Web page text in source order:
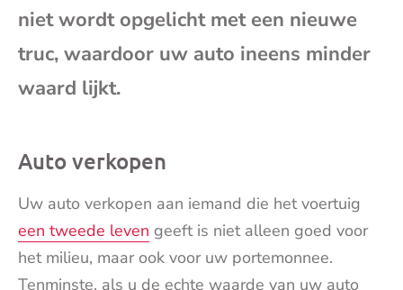
niet wordt opgelicht met een nieuwe
truc, waardoor uw auto ineens minder
waard lijkt.
Auto verkopen
Uw auto verkopen aan iemand die het voertuig
een tweede leven geeft is niet alleen goed voor
het milieu, maar ook voor uw portemonnee.
Tenminste, als u de echte waarde van uw auto